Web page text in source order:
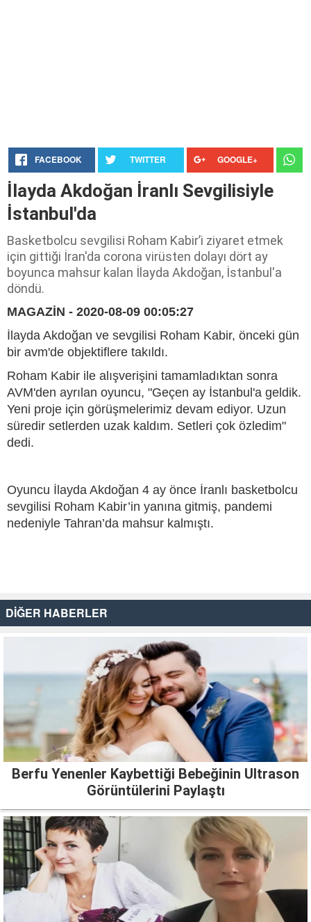
FACEBOOK TWITTER GOOGLE+
İlayda Akdoğan İranlı Sevgilisiyle
İstanbul'da
Basketbolcu sevgilisi Roham Kabir’i ziyaret etmek
için gittiği İran'da corona virüsten dolayı dört ay
boyunca mahsur kalan İlayda Akdoğan, İstanbul'a
döndü.
MAGAZİN - 2020-08-09 00:05:27
İlayda Akdoğan ve sevgilisi Roham Kabir, önceki gün
bir avm'de objektiflere takıldı.
Roham Kabir ile alışverişini tamamladıktan sonra
AVM'den ayrılan oyuncu, "Geçen ay İstanbul'a geldik.
Yeni proje için görüşmelerimiz devam ediyor. Uzun
süredir setlerden uzak kaldım. Setleri çok özledim"
dedi.
Oyuncu İlayda Akdoğan 4 ay önce İranlı basketbolcu
sevgilisi Roham Kabir’in yanına gitmiş, pandemi
nedeniyle Tahran’da mahsur kalmıştı.
DİĞER HABERLER
Berfu Yenenler Kaybettiği Bebeğinin Ultrason
Görüntülerini Paylaştı